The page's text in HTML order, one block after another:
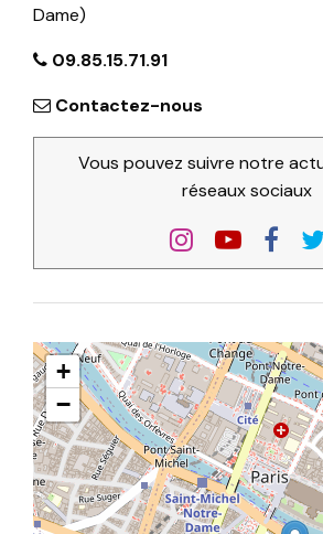
Dame)
09.85.15.71.91
Contactez-nous
Vous pouvez suivre notre
réseaux sociaux
+
−